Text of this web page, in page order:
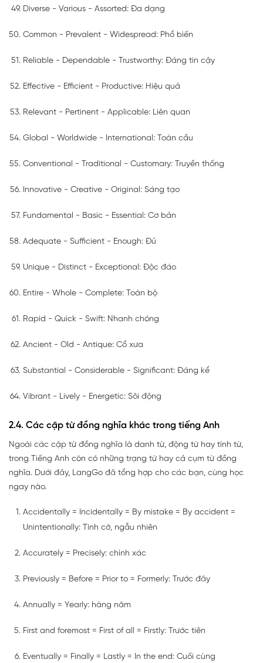
Diverse - Various - Assorted: Đa dạng
Common - Prevalent - Widespread: Phổ biến
Reliable - Dependable - Trustworthy: Đáng tin cậy
Effective - Efficient - Productive: Hiệu quả
Relevant - Pertinent - Applicable: Liên quan
Global - Worldwide - International: Toàn cầu
Conventional - Traditional - Customary: Truyền thống
Innovative - Creative - Original: Sáng tạo
Fundamental - Basic - Essential: Cơ bản
Adequate - Sufficient - Enough: Đủ
Unique - Distinct - Exceptional: Độc đáo
Entire - Whole - Complete: Toàn bộ
Rapid - Quick - Swift: Nhanh chóng
Ancient - Old - Antique: Cổ xưa
Substantial - Considerable - Significant: Đáng kể
Vibrant - Lively - Energetic: Sôi động
2.4. Các cặp từ đồng nghĩa khác trong tiếng Anh
Ngoài các cặp từ đồng nghĩa là danh từ, động từ hay tính từ,
trong Tiếng Anh còn có những trạng từ hay cả cụm từ đồng
nghĩa. Dưới đây, LangGo đã tổng hợp cho các bạn, cùng học
ngay nào.
Accidentally = Incidentally = By mistake = By accident =
Unintentionally: Tình cờ, ngẫu nhiên
Accurately = Precisely: chính xác
Previously = Before = Prior to = Formerly: Trước đây
Annually = Yearly: hàng năm
First and foremost = First of all = Firstly: Trước tiên
Eventually = Finally = Lastly = In the end: Cuối cùng